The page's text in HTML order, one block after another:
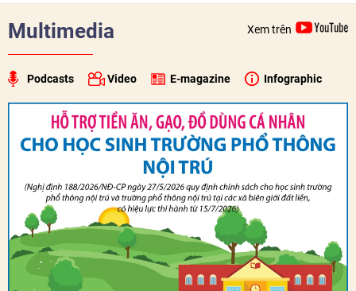
Multimedia Xem trên
Podcasts Video E-magazine Infographic